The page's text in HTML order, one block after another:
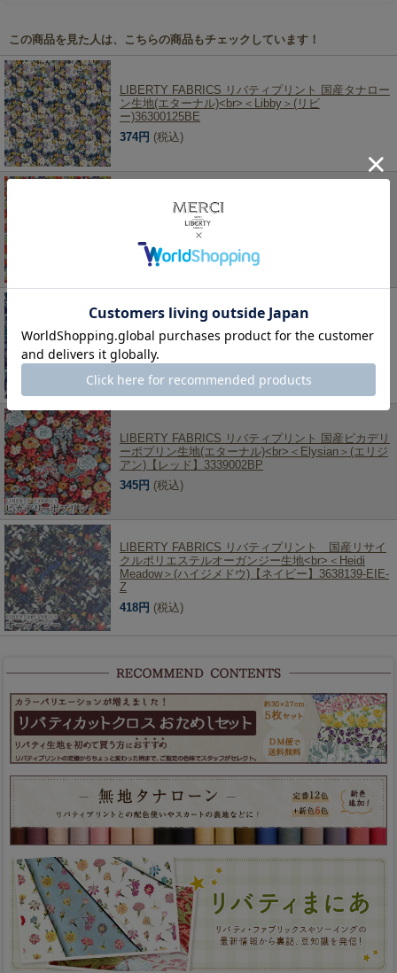
この商品を見た人は、こちらの商品もチェックしています！
LIBERTY FABRICS リバティプリント 国産タナロー
ン生地(エターナル)<br>＜Libby＞(リビ
ー)36300125BE
374円 (税込)
ラミネート(ビニールコーティング生地)【エターナ
ル】<br>＜Delilah Cavendish＞(デリラキャヴェンデ
ィッシュ)MATLAMI3634163CE
277円 (税込)
LIBERTY FABRICS リバティプリント 国産つや消し
ラミネート(ビニールコーティング生地)【エターナ
ル】<br>＜Far Away Paisley＞(ファーアウェイペイ
ズリー)【ネイビー】MATLAMI3638238L-BE
484円 (税込)
LIBERTY FABRICS リバティプリント 国産ピカデリ
ーポプリン生地(エターナル)<br>＜Elysian＞(エリジ
アン)【レッド】3339002BP
345円 (税込)
LIBERTY FABRICS リバティプリント 国産リサイ
クルポリエステルオーガンジー生地<br>＜Heidi
Meadow＞(ハイジメドウ)【ネイビー】3638139-EIE-
Z
418円 (税込)